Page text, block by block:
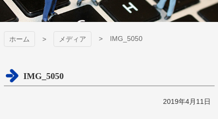
ス
ホーム メディア IMG_5050
IMG_5050
2019年4月11日
開
く
を
開
く